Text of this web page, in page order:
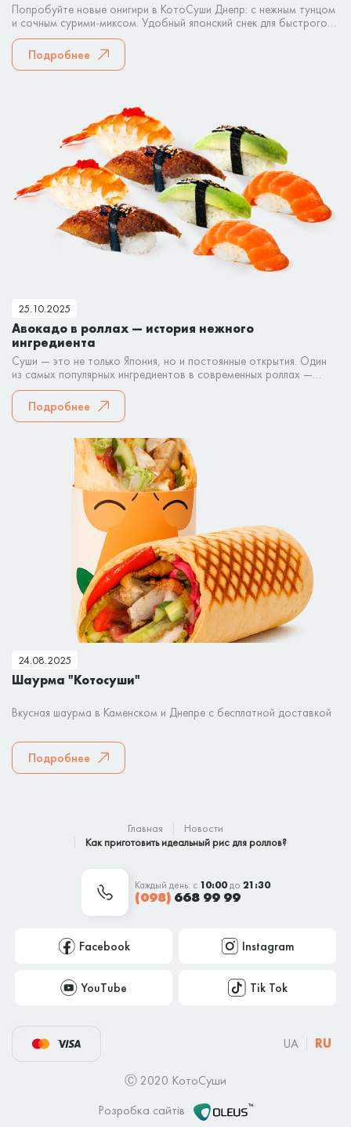
Попробуйте новые онигири в КотоСуши Днепр: с нежным тунцом
и сочным сурими-миксом. Удобный японский снек для быстрого
перекуса или заказа домой.
Подробнее
25.10.2025
Авокадо в роллах — история нежного
ингредиента
Суши — это не только Япония, но и постоянные открытия. Один
из самых популярных ингредиентов в современных роллах —
авокадо.
Подробнее
24.08.2025
Шаурма "Котосуши"
Вкусная шаурма в Каменском и Днепре с бесплатной доставкой
Подробнее
Главная
Новости
Как приготовить идеальный рис для роллов?
Каждый день: с 10:00до 21:30
(098)668 99 99
Facebook Instagram
YouTube Tik Tok
UA RU
Ⓒ 2020 КотоСуши
Розробка сайтів